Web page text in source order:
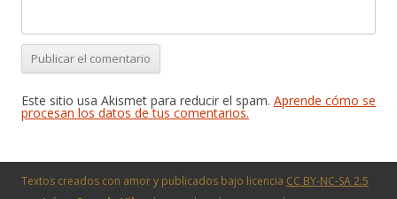
Este sitio usa Akismet para reducir el spam. Aprende cómo se
procesan los datos de tus comentarios.
Textos creados con amor y publicados bajo licencia CC BY-NC-SA 2.5